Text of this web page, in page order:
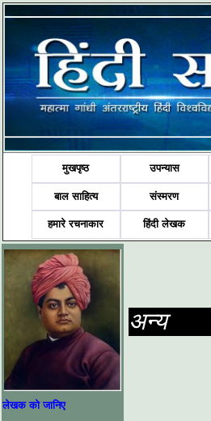
मुखपृष्ठ उपन्यास
बाल साहित्य संस्मरण
हमारे रचनाकार हिंदी लेखक
लेखक को जानिए
अन्य